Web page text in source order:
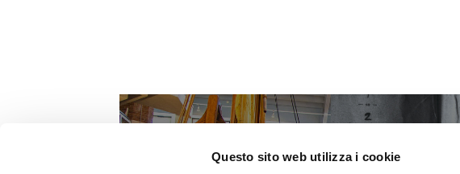
Questo sito web utilizza i cookie